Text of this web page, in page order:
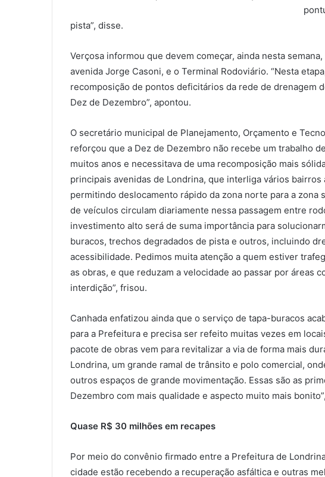
pista”, disse.
Verçosa informou que devem começar, ainda nesta
avenida Jorge Casoni, e o Terminal Rodoviário. “Nesta
recomposição de pontos deficitários da rede de drenagem
Dez de Dezembro”, apontou.
O secretário municipal de Planejamento, Orçamento e
reforçou que a Dez de Dezembro não recebe um trabalho
muitos anos e necessitava de uma recomposição mais
principais avenidas de Londrina, que interliga vários
permitindo deslocamento rápido da zona norte para a zona
de veículos circulam diariamente nessa passagem entre
investimento alto será de suma importância para
buracos, trechos degradados de pista e outros, incluindo
acessibilidade. Pedimos muita atenção a quem estiver
as obras, e que reduzam a velocidade ao passar por áreas
interdição”, frisou.
Canhada enfatizou ainda que o serviço de tapa-buracos
para a Prefeitura e precisa ser refeito muitas vezes em
pacote de obras vem para revitalizar a via de forma mais
Londrina, um grande ramal de trânsito e polo comercial,
outros espaços de grande movimentação. Essas são as
Dezembro com mais qualidade e aspecto muito mais
Quase R$ 30 milhões em recapes
Por meio do convênio firmado entre a Prefeitura de
cidade estão recebendo a recuperação asfáltica e outras